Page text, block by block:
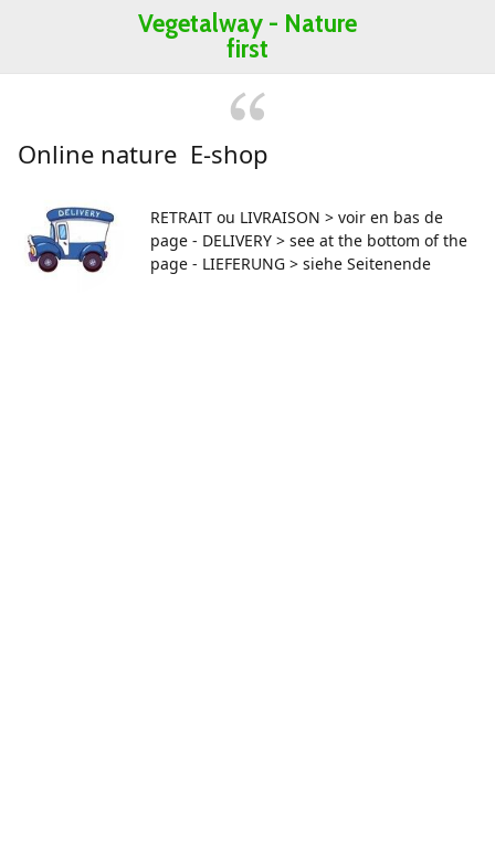
Vegetalway - Nature
first
Online nature E-shop
RETRAIT ou LIVRAISON > voir en bas de
page - DELIVERY > see at the bottom of the
page - LIEFERUNG > siehe Seitenende